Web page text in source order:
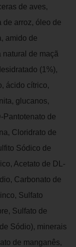
de aves,
de arroz, óleo de
amido de
de maçã
(1%),
ácido cítrico,
glucanos,
Pantotenato de
Cloridrato de
Sódico de
Acetato de DL-
Carbonato de
Sulfato
Sulfato de
Sódio), minerais
de manganês,